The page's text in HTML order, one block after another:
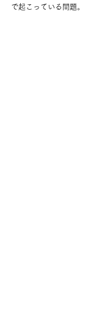
で起こっている問題。